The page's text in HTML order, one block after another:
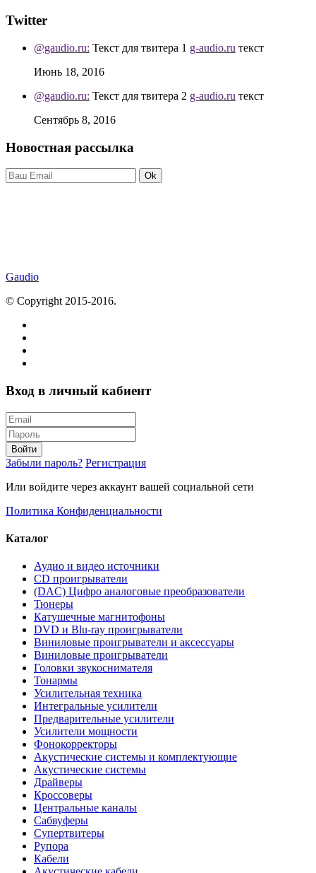
Twitter
@gaudio.ru: Текст для твитера 1 g-audio.ru текст
Июнь 18, 2016
@gaudio.ru: Текст для твитера 2 g-audio.ru текст
Сентябрь 8, 2016
Новостная рассылка
Ok
Gaudio
© Copyright 2015-2016.
Вход в личный кабиент
Войти
Забыли пароль? Регистрация
Или войдите через аккаунт вашей социальной сети
Политика Конфиденциальности
Каталог
Аудио и видео источники
CD проигрыватели
(DAC) Цифро аналоговые преобразователи
Тюнеры
Катушечные магнитофоны
DVD и Blu-ray проигрыватели
Виниловые проигрыватели и аксессуары
Виниловые проигрыватели
Головки звукоснимателя
Тонармы
Усилительная техника
Интегральные усилители
Предварительные усилители
Усилители мощности
Фонокорректоры
Акустические системы и комплектующие
Акустические системы
Драйверы
Кроссоверы
Центральные каналы
Сабвуферы
Супертвитеры
Рупора
Кабели